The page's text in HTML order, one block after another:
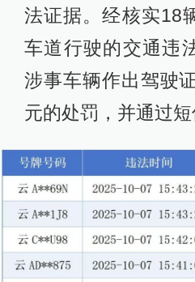
法证据。经核实18
车道行驶的交通违
涉事车辆作出驾驶
元的处罚，并通过短